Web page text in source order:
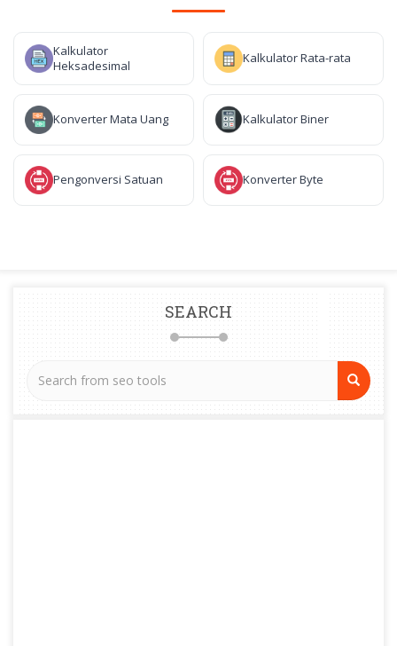
Kalkulator
Heksadesimal
Kalkulator Rata-rata
Konverter Mata Uang Kalkulator Biner
Pengonversi Satuan Konverter Byte
SEARCH